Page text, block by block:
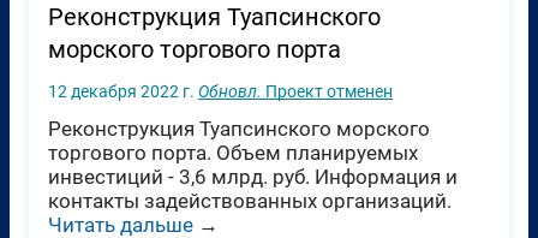
Реконструкция Туапсинского
морского торгового порта
12 декабря 2022 г. Обновл. Проект отменен
Реконструкция Туапсинского морского
торгового порта. Объем планируемых
инвестиций - 3,6 млрд. руб. Информация и
контакты задействованных организаций.
Читать дальше →